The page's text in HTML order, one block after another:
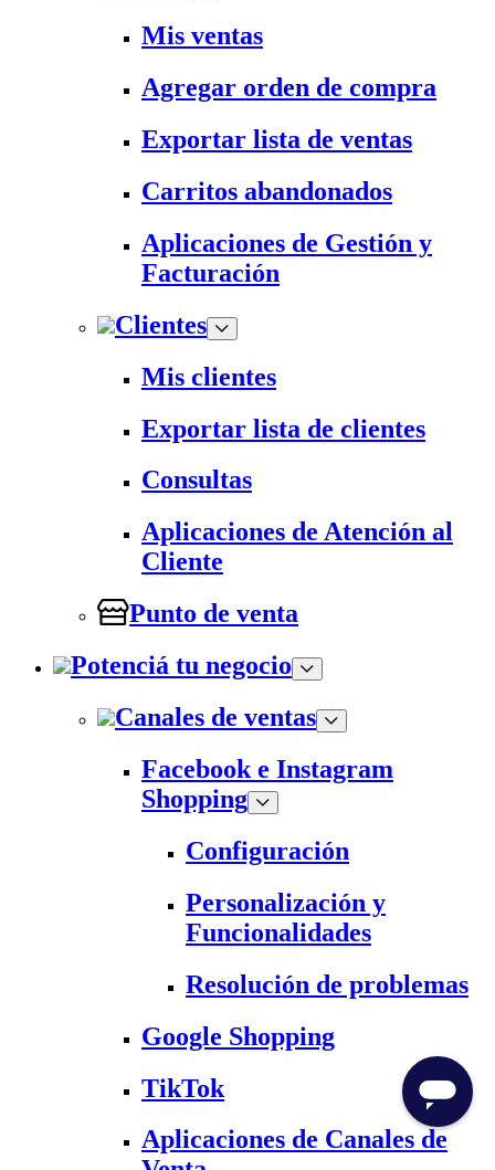
Mis ventas
Agregar orden de compra
Exportar lista de ventas
Carritos abandonados
Aplicaciones de Gestión y
Facturación
Clientes
Mis clientes
Exportar lista de clientes
Consultas
Aplicaciones de Atención al
Cliente
Punto de venta
Potenciá tu negocio
Canales de ventas
Facebook e Instagram
Shopping
Configuración
Personalización y
Funcionalidades
Resolución de problemas
Google Shopping
TikTok
Aplicaciones de Canales de